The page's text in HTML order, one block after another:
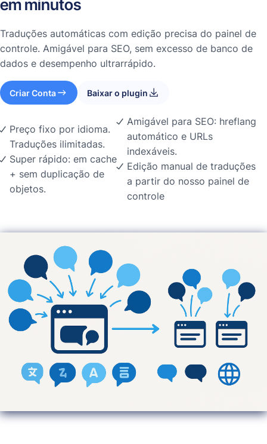
em minutos
Traduções automáticas com edição precisa do painel de
controle. Amigável para SEO, sem excesso de banco de
dados e desempenho ultrarrápido.
Criar Conta Baixar o plugin
Preço fixo por idioma.
Traduções ilimitadas.
Super rápido: em cache
+ sem duplicação de
objetos.
Amigável para SEO: hreflang
automático e URLs
indexáveis.
Edição manual de traduções
a partir do nosso painel de
controle